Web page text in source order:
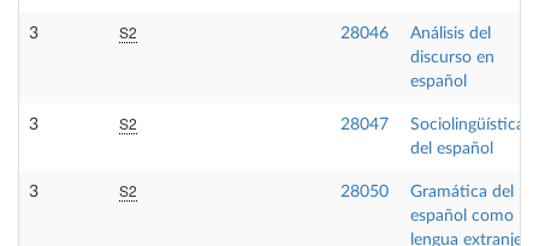
3 S2 28046
Análisis del
discurso en
español
3 S2 28047
Sociolingüística
del español
3 S2 28050
Gramática del
español como
lengua extranjera